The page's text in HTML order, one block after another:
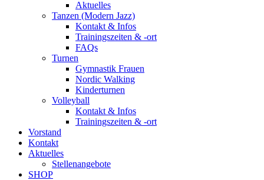
Aktuelles
Tanzen (Modern Jazz)
Kontakt & Infos
Trainingszeiten & -ort
FAQs
Turnen
Gymnastik Frauen
Nordic Walking
Kinderturnen
Volleyball
Kontakt & Infos
Trainingszeiten & -ort
Vorstand
Kontakt
Aktuelles
Stellenangebote
SHOP